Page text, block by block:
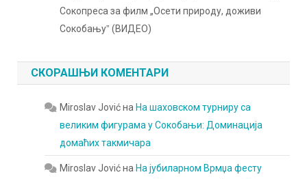
Сокопреса за филм „Осети природу, доживи
Сокобањуˮ (ВИДЕО)
СКОРАШЊИ КОМЕНТАРИ
Miroslav Jovićна На шаховском турниру са
великим фигурама у Сокобањи: Доминација
домаћих такмичара
Miroslav Jovićна На јубиларном Врмџа фесту